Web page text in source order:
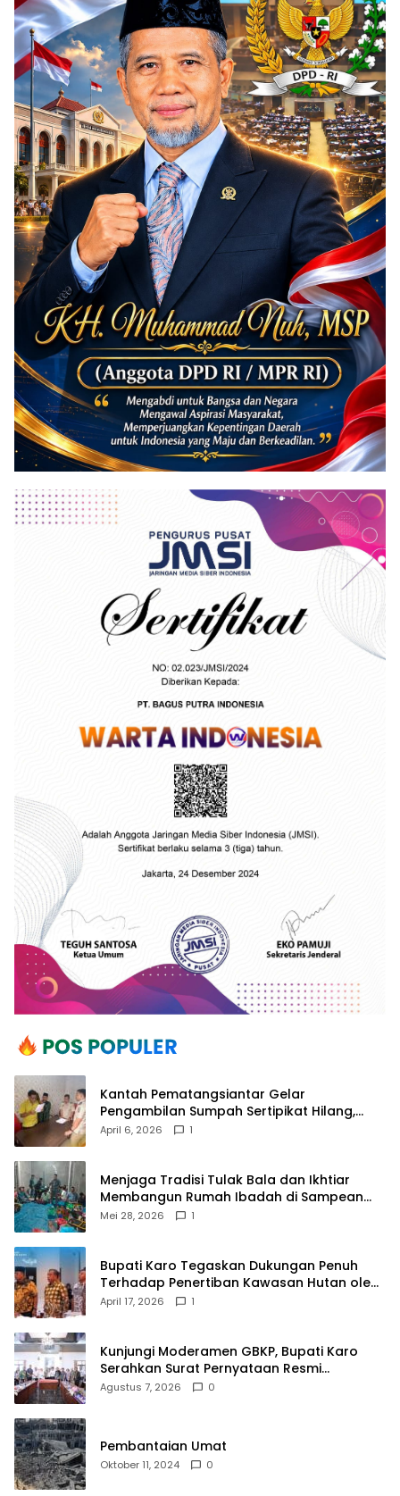
Kantah Pematangsiantar Gelar
Pengambilan Sumpah Sertipikat Hilang,
Perkuat Kepastian Hukum Pertanahan
April 6, 2026 1
Menjaga Tradisi Tulak Bala dan Ikhtiar
Membangun Rumah Ibadah di Sampean
Barat
Mei 28, 2026 1
Bupati Karo Tegaskan Dukungan Penuh
Terhadap Penertiban Kawasan Hutan oleh
Pemerintah Pusat
April 17, 2026 1
Kunjungi Moderamen GBKP, Bupati Karo
Serahkan Surat Pernyataan Resmi
Penyerahan Aset RSUD Kabanjahe
Agustus 7, 2026 0
Pembantaian Umat
Oktober 11, 2024 0